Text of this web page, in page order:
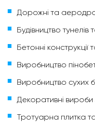
Дорожні та
Будівництво тунелів
Бетонні
Виробництво
Виробництво сухих
Декоративні вироби
Тротуарна плитка